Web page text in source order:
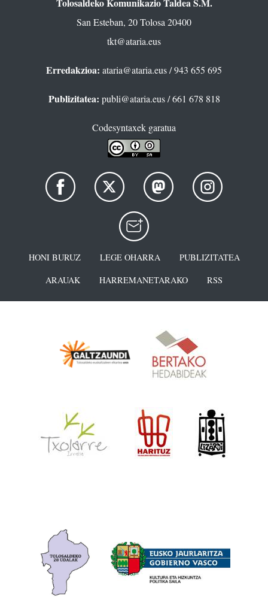
Tolosaldeko Komunikazio Taldea S.M.
San Esteban, 20 Tolosa 20400
tkt@ataria.eus
Erredakzioa: ataria@ataria.eus/ 943 655 695
Publizitatea: publi@ataria.eus/ 661 678 818
Codesyntaxek garatua
HONI BURUZ LEGE OHARRA
PUBLIZITATEA
ARAUAK
HARREMANETARAKO RSS